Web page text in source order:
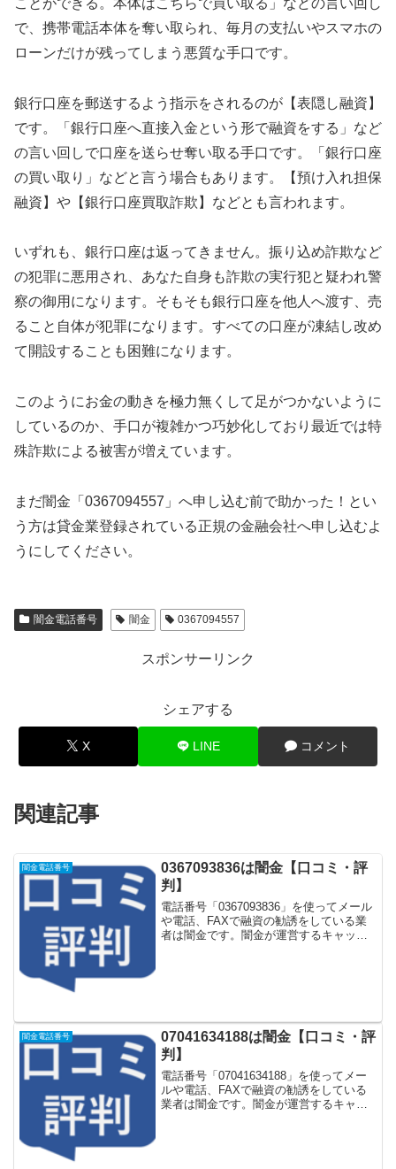
で、携帯電話本体を奪い取られ、毎月の支払いやスマホの
ローンだけが残ってしまう悪質な手口です。
銀行口座を郵送するよう指示をされるのが【表隠し融資】
です。「銀行口座へ直接入金という形で融資をする」など
の言い回しで口座を送らせ奪い取る手口です。「銀行口座
の買い取り」などと言う場合もあります。【預け入れ担保
融資】や【銀行口座買取詐欺】などとも言われます。
いずれも、銀行口座は返ってきません。振り込め詐欺など
の犯罪に悪用され、あなた自身も詐欺の実行犯と疑われ警
察の御用になります。そもそも銀行口座を他人へ渡す、売
ること自体が犯罪になります。すべての口座が凍結し改め
て開設することも困難になります。
このようにお金の動きを極力無くして足がつかないように
しているのか、手口が複雑かつ巧妙化しており最近では特
殊詐欺による被害が増えています。
まだ闇金「0367094557」へ申し込む前で助かった！とい
う方は貸金業登録されている正規の金融会社へ申し込むよ
うにしてください。
闇金電話番号 闇金 0367094557
スポンサーリンク
シェアする
X LINE コメント
関連記事
闇金電話番号
0367093836は闇金【口コミ・評
判】
電話番号「0367093836」を使ってメール
や電話、FAXで融資の勧誘をしている業
者は闇金です。闇金が運営するキャッシ
闇金電話番号
07041634188は闇金【口コミ・評
判】
電話番号「07041634188」を使ってメー
ルや電話、FAXで融資の勧誘をしている
業者は闇金です。闇金が運営するキャッ